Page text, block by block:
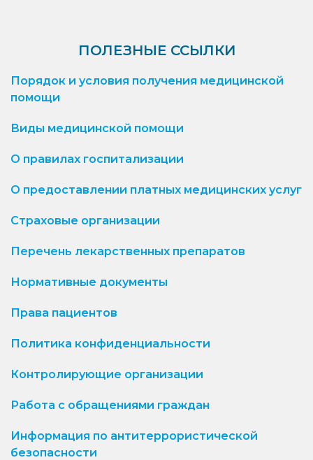
ПОЛЕЗНЫЕ ССЫЛКИ
Порядок и условия получения медицинской
помощи
Виды медицинской помощи
О правилах госпитализации
О предоставлении платных медицинских услуг
Страховые организации
Перечень лекарственных препаратов
Нормативные документы
Права пациентов
Политика конфиденциальности
Контролирующие организации
Работа с обращениями граждан
Информация по антитеррористической
безопасности